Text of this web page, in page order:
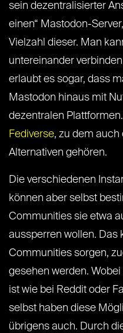
sein dezentralisierter
einen“ Mastodon-
Vielzahl dieser. Man
untereinander
erlaubt es sogar, dass
Mastodon hinaus mit
dezentralen
Fediverse, zu dem
Alternativen gehören.
Die verschiedenen
können aber selbst
Communities sie etwa
aussperren wollen. Das
Communities sorgen,
gesehen werden.
ist wie bei Reddit oder
selbst haben diese
übrigens auch. Durch